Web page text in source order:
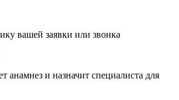
вашей заявки или звонка
анамнез и назначит специалиста для